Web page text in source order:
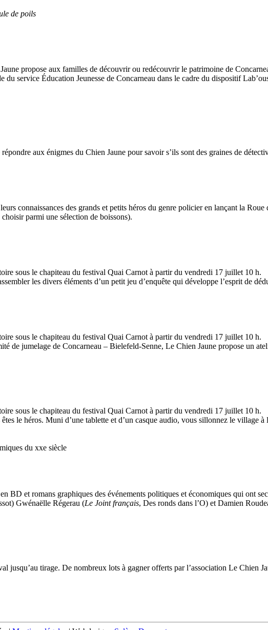
de poils
propose aux familles de découvrir ou redécouvrir le patrimoine de
du service Éducation Jeunesse de Concarneau dans le cadre du dispositif
aux énigmes du Chien Jaune pour savoir s’ils sont des graines de
connaissances des grands et petits héros du genre policier en lançant la
parmi une sélection de boissons).
sous le chapiteau du festival Quai Carnot à partir du vendredi 17 juillet 10 h.
les divers éléments d’un petit jeu d’enquête qui développe l’esprit de
sous le chapiteau du festival Quai Carnot à partir du vendredi 17 juillet 10 h.
de jumelage de Concarneau – Bielefeld-Senne, Le Chien Jaune propose un
sous le chapiteau du festival Quai Carnot à partir du vendredi 17 juillet 10 h.
le héros. Muni d’une tablette et d’un casque audio, vous sillonnez le village
du xxe siècle
BD et romans graphiques des événements politiques et économiques qui ont
Gwénaëlle Régerau (Le Joint français, Des ronds dans l’O) et Damien
jusqu’au tirage. De nombreux lots à gagner offerts par l’association Le Chien